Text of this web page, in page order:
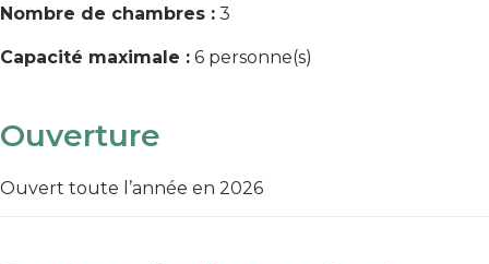
Nombre de chambres : 3
Capacité maximale : 6 personne(s)
Ouverture
Ouvert toute l’année en 2026